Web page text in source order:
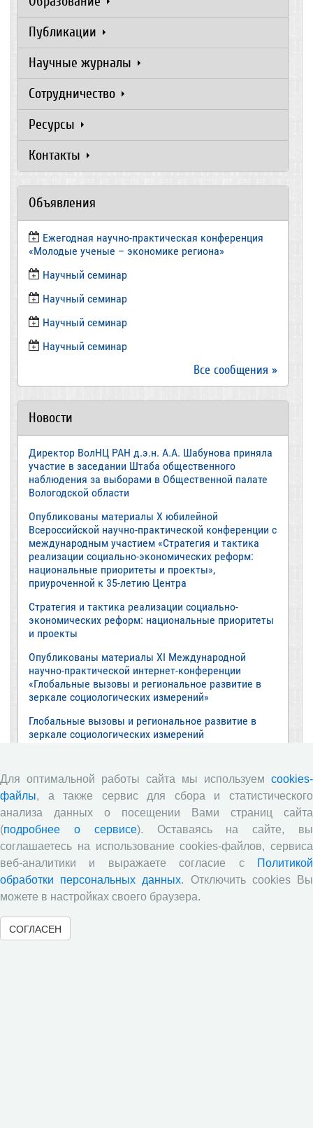
Публикации
Научные журналы
Сотрудничество
Ресурсы
Контакты
Объявления
Ежегодная научно-практическая конференция
«Молодые ученые – экономике региона»
​Научный семинар
​Научный семинар
Научный семинар
​Научный семинар
Все сообщения »
Новости
Директор ВолНЦ РАН д.э.н. А.А. Шабунова приняла
участие в заседании Штаба общественного
наблюдения за выборами в Общественной палате
Вологодской области
Опубликованы материалы X юбилейной
Всероссийской научно-практической конференции с
международным участием «Стратегия и тактика
реализации социально-экономических реформ:
национальные приоритеты и проекты»,
приуроченной к 35-летию Центра
Стратегия и тактика реализации социально-
экономических реформ: национальные приоритеты
и проекты
Опубликованы материалы XI Международной
научно-практической интернет-конференции
«Глобальные вызовы и региональное развитие в
зеркале социологических измерений»
Глобальные вызовы и региональное развитие в
зеркале социологических измерений
Обзор научных публикаций
Е.В. Лукин: обзор заметки «Вологодчина
«взлетела» в рейтинге промышленного
производства», газета «Красный север», № 74, 11
июля, 2018 г.
Экспертное мнение А.И. Поваровой: обзор
статьи «Регионам хватит денег», газета «Известия»,
№88, 2018 г.
Для оптимальной работы сайта мы используем cookies-
файлы, а также сервис для сбора и статистического
анализа данных о посещении Вами страниц сайта
(подробнее о сервисе). Оставаясь на сайте, вы
соглашаетесь на использование cookies-файлов, сервиса
веб-аналитики и выражаете согласие с
Политикой
обработки персональных данных. Отключить cookies Вы
можете в настройках своего браузера.
СОГЛАСЕН